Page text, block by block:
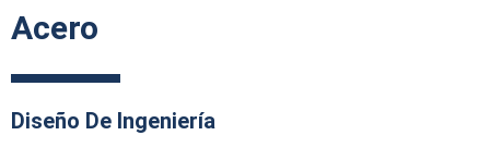
Acero
Diseño De Ingeniería